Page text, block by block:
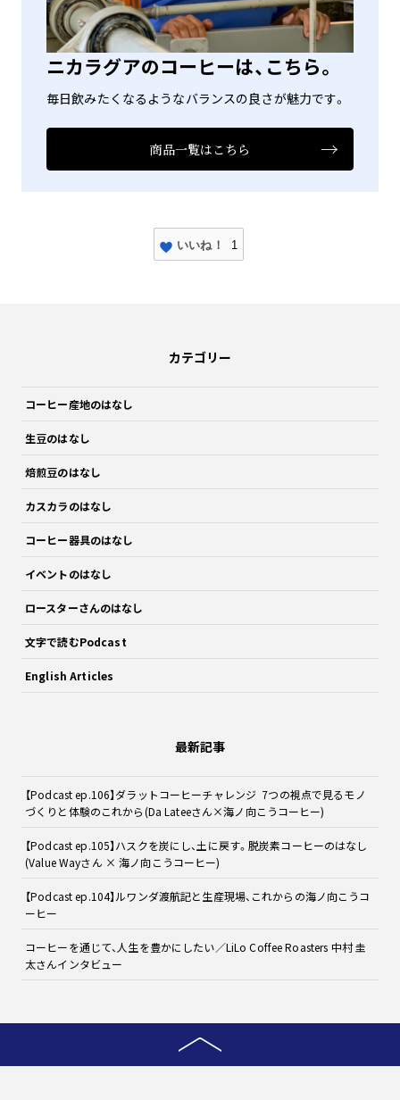
ニカラグアのコーヒーは、こちら。
毎日飲みたくなるようなバランスの良さが魅力です。
商品一覧はこちら
いいね！ 1
カテゴリー
コーヒー産地のはなし
生豆のはなし
焙煎豆のはなし
カスカラのはなし
コーヒー器具のはなし
イベントのはなし
ロースターさんのはなし
文字で読むPodcast
English Articles
最新記事
【Podcast ep.106】ダラットコーヒーチャレンジ 7つの視点で見るモノ
づくりと体験のこれから(Da Lateeさん×海ノ向こうコーヒー)
【Podcast ep.105】ハスクを炭にし、土に戻す。脱炭素コーヒーのはなし
(Value Wayさん × 海ノ向こうコーヒー)
【Podcast ep.104】ルワンダ渡航記と生産現場、これからの海ノ向こうコ
ーヒー
コーヒーを通じて、人生を豊かにしたい／LiLo Coffee Roasters 中村 圭
太さんインタビュー